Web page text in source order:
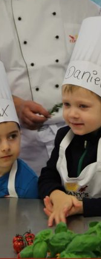
In groß
ansehen